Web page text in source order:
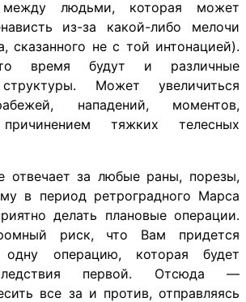
между людьми, которая может
из-за какой-либо мелочи
сказанного не с той интонацией).
время будут и различные
Может увеличиться
нападений, моментов,
тяжких телесных
за любые раны, порезы,
в период ретроградного Марса
делать плановые операции.
риск, что Вам придется
операцию, которая будет
первой. Отсюда —
все за и против, отправляясь